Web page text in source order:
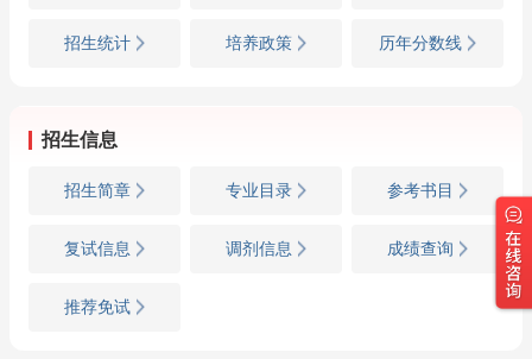
招生统计 培养政策 历年分数线
招生信息
招生简章 专业目录 参考书目
复试信息 调剂信息 成绩查询
推荐免试